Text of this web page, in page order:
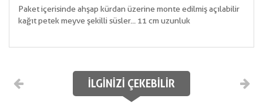
Paket içerisinde ahşap kürdan üzerine monte edilmiş açılabilir
kağıt petek meyve şekilli süsler... 11 cm uzunluk
İLGINIZI ÇEKEBILIR